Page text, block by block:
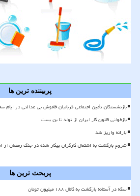
پربیننده ترین ها
بازنشستگان تأمین اجتماعی قربانیان خاموش بی عدالتی در
بازخوانی قانون کار ایران از تولد تا بن بست
یارانه واریز شد
شروع بازگشت به اشتغال کارگران بیکار شده در جنگ رمضان از
پربحث ترین ها
سکه در آستانه بازگشت به کانال ۱۸۸ میلیون تومان